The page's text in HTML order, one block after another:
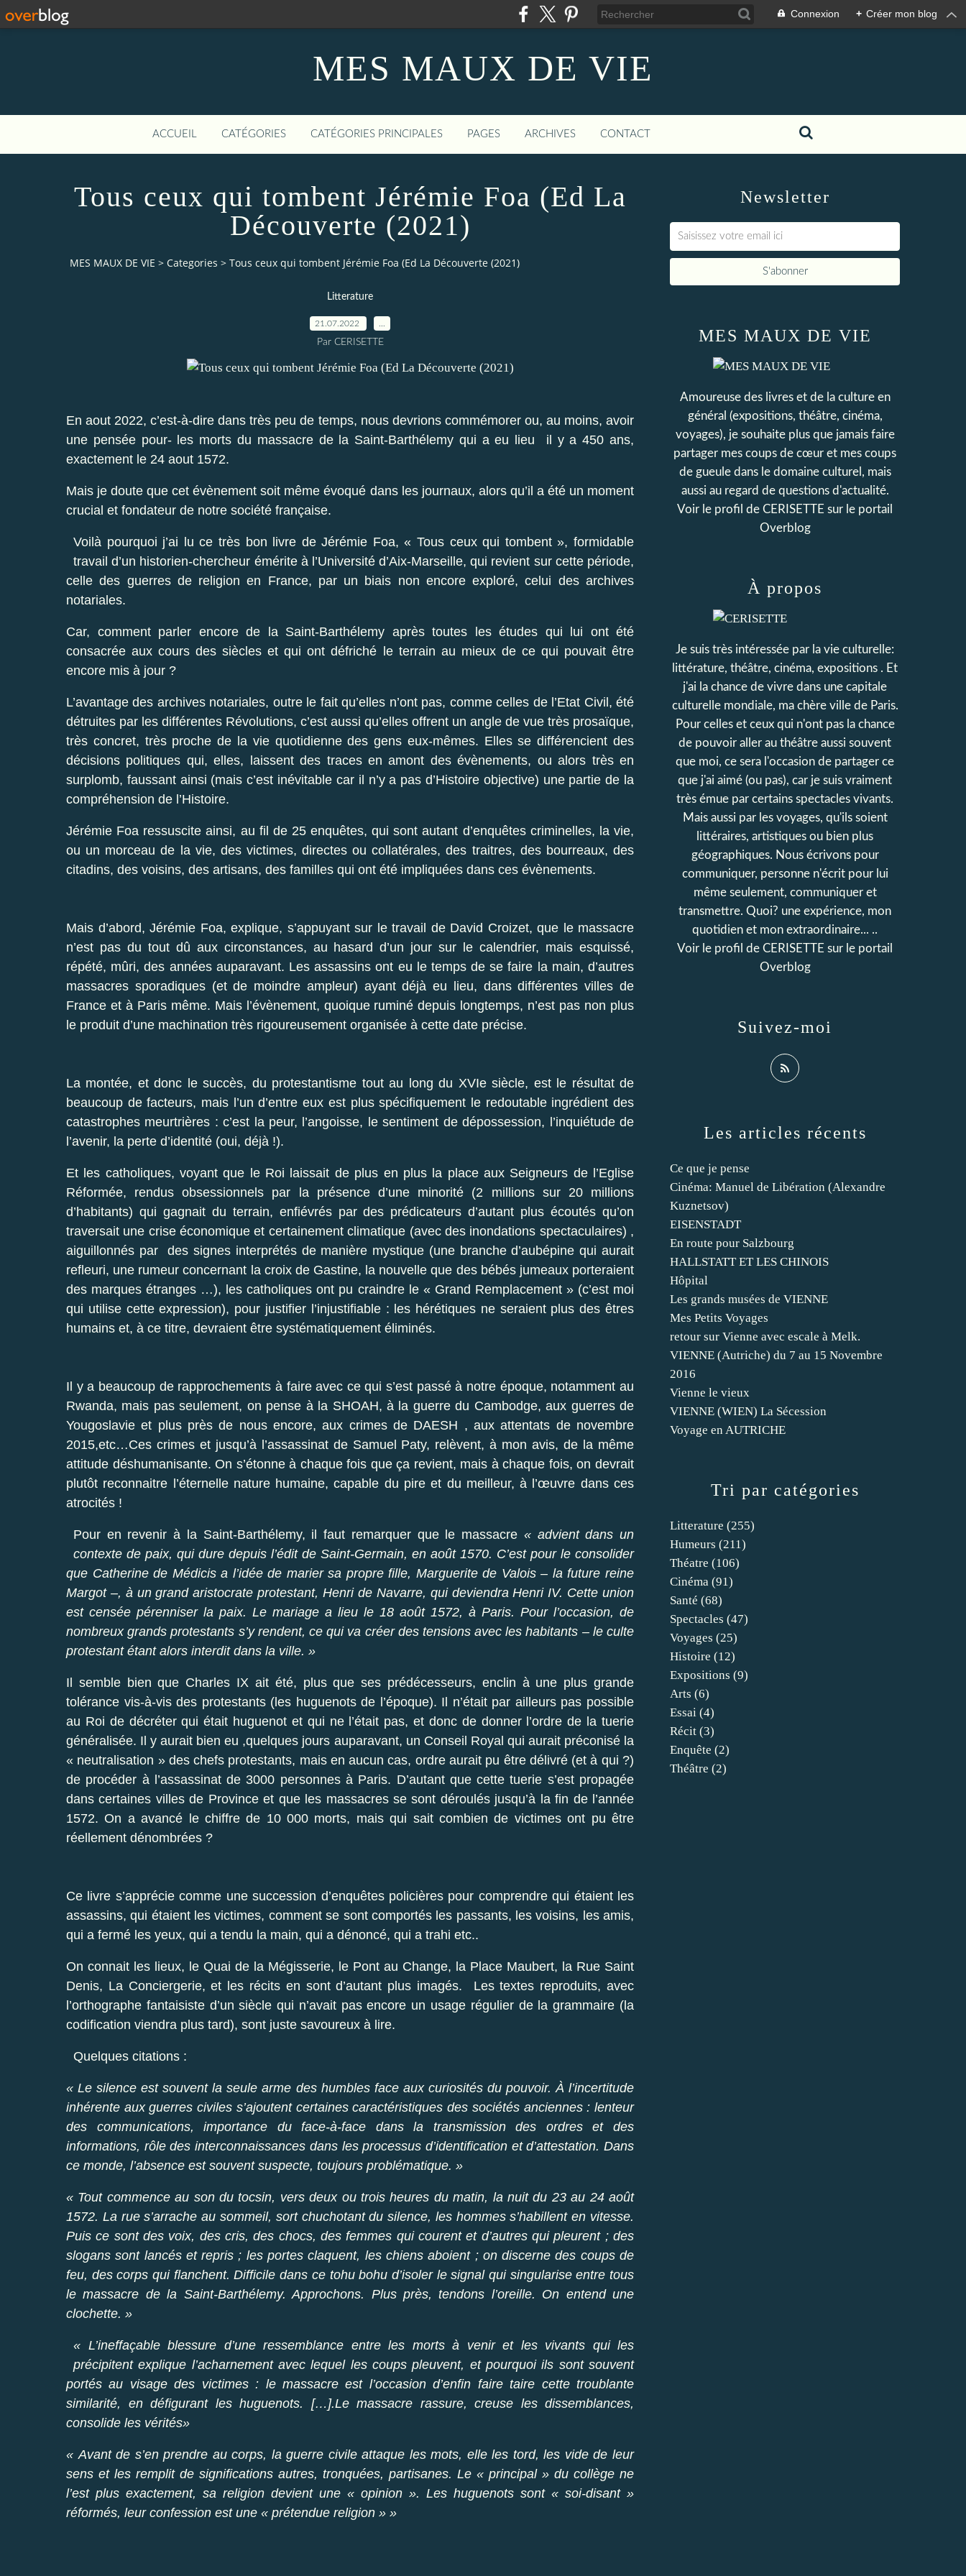
Connexion + Créer mon blog
MES MAUX DE VIE
ACCUEIL CATÉGORIES CATÉGORIES PRINCIPALES PAGES ARCHIVES CONTACT
Tous ceux qui tombent Jérémie Foa (Ed La
Découverte (2021)
MES MAUX DE VIE > Categories > Tous ceux qui tombent Jérémie Foa (Ed La Découverte (2021)
Litterature
21.07.2022
Par CERISETTE
En aout 2022, c’est-à-dire dans très peu de temps, nous devrions commémorer ou, au moins, avoir
une pensée pour- les morts du massacre de la Saint-Barthélemy qui a eu lieu il y a 450 ans,
exactement le 24 aout 1572.
Mais je doute que cet évènement soit même évoqué dans les journaux, alors qu’il a été un moment
crucial et fondateur de notre société française.
Voilà pourquoi j’ai lu ce très bon livre de Jérémie Foa, « Tous ceux qui tombent », formidable
travail d’un historien-chercheur émérite à l’Université d’Aix-Marseille, qui revient sur cette période,
celle des guerres de religion en France, par un biais non encore exploré, celui des archives
notariales.
Car, comment parler encore de la Saint-Barthélemy après toutes les études qui lui ont été
consacrée aux cours des siècles et qui ont défriché le terrain au mieux de ce qui pouvait être
encore mis à jour ?
L’avantage des archives notariales, outre le fait qu’elles n’ont pas, comme celles de l’Etat Civil, été
détruites par les différentes Révolutions, c’est aussi qu’elles offrent un angle de vue très prosaïque,
très concret, très proche de la vie quotidienne des gens eux-mêmes. Elles se différencient des
décisions politiques qui, elles, laissent des traces en amont des évènements, ou alors très en
surplomb, faussant ainsi (mais c’est inévitable car il n’y a pas d’Histoire objective) une partie de la
compréhension de l’Histoire.
Jérémie Foa ressuscite ainsi, au fil de 25 enquêtes, qui sont autant d’enquêtes criminelles, la vie,
ou un morceau de la vie, des victimes, directes ou collatérales, des traitres, des bourreaux, des
citadins, des voisins, des artisans, des familles qui ont été impliquées dans ces évènements.
Mais d’abord, Jérémie Foa, explique, s’appuyant sur le travail de David Croizet, que le massacre
n’est pas du tout dû aux circonstances, au hasard d’un jour sur le calendrier, mais esquissé,
répété, mûri, des années auparavant. Les assassins ont eu le temps de se faire la main, d’autres
massacres sporadiques (et de moindre ampleur) ayant déjà eu lieu, dans différentes villes de
France et à Paris même. Mais l’évènement, quoique ruminé depuis longtemps, n’est pas non plus
le produit d’une machination très rigoureusement organisée à cette date précise.
La montée, et donc le succès, du protestantisme tout au long du XVIe siècle, est le résultat de
beaucoup de facteurs, mais l’un d’entre eux est plus spécifiquement le redoutable ingrédient des
catastrophes meurtrières : c’est la peur, l’angoisse, le sentiment de dépossession, l’inquiétude de
l’avenir, la perte d’identité (oui, déjà !).
Et les catholiques, voyant que le Roi laissait de plus en plus la place aux Seigneurs de l’Eglise
Réformée, rendus obsessionnels par la présence d’une minorité (2 millions sur 20 millions
d’habitants) qui gagnait du terrain, enfiévrés par des prédicateurs d’autant plus écoutés qu’on
traversait une crise économique et certainement climatique (avec des inondations spectaculaires) ,
aiguillonnés par des signes interprétés de manière mystique (une branche d’aubépine qui aurait
refleuri, une rumeur concernant la croix de Gastine, la nouvelle que des bébés jumeaux porteraient
des marques étranges …), les catholiques ont pu craindre le « Grand Remplacement » (c’est moi
qui utilise cette expression), pour justifier l’injustifiable : les hérétiques ne seraient plus des êtres
humains et, à ce titre, devraient être systématiquement éliminés.
Il y a beaucoup de rapprochements à faire avec ce qui s’est passé à notre époque, notamment au
Rwanda, mais pas seulement, on pense à la SHOAH, à la guerre du Cambodge, aux guerres de
Yougoslavie et plus près de nous encore, aux crimes de DAESH , aux attentats de novembre
2015,etc…Ces crimes et jusqu’à l’assassinat de Samuel Paty, relèvent, à mon avis, de la même
attitude déshumanisante. On s’étonne à chaque fois que ça revient, mais à chaque fois, on devrait
plutôt reconnaitre l’éternelle nature humaine, capable du pire et du meilleur, à l’œuvre dans ces
atrocités !
Pour en revenir à la Saint-Barthélemy, il faut remarquer que le massacre « advient dans un
contexte de paix, qui dure depuis l’édit de Saint-Germain, en août 1570. C’est pour le consolider
que Catherine de Médicis a l’idée de marier sa propre fille, Marguerite de Valois – la future reine
Margot –, à un grand aristocrate protestant, Henri de Navarre, qui deviendra Henri IV. Cette union
est censée pérenniser la paix. Le mariage a lieu le 18 août 1572, à Paris. Pour l’occasion, de
nombreux grands protestants s’y rendent, ce qui va créer des tensions avec les habitants – le culte
protestant étant alors interdit dans la ville. »
Il semble bien que Charles IX ait été, plus que ses prédécesseurs, enclin à une plus grande
tolérance vis-à-vis des protestants (les huguenots de l’époque). Il n’était par ailleurs pas possible
au Roi de décréter qui était huguenot et qui ne l’était pas, et donc de donner l’ordre de la tuerie
généralisée. Il y aurait bien eu ,quelques jours auparavant, un Conseil Royal qui aurait préconisé la
« neutralisation » des chefs protestants, mais en aucun cas, ordre aurait pu être délivré (et à qui ?)
de procéder à l’assassinat de 3000 personnes à Paris. D’autant que cette tuerie s’est propagée
dans certaines villes de Province et que les massacres se sont déroulés jusqu’à la fin de l’année
1572. On a avancé le chiffre de 10 000 morts, mais qui sait combien de victimes ont pu être
réellement dénombrées ?
Ce livre s’apprécie comme une succession d’enquêtes policières pour comprendre qui étaient les
assassins, qui étaient les victimes, comment se sont comportés les passants, les voisins, les amis,
qui a fermé les yeux, qui a tendu la main, qui a dénoncé, qui a trahi etc..
On connait les lieux, le Quai de la Mégisserie, le Pont au Change, la Place Maubert, la Rue Saint
Denis, La Conciergerie, et les récits en sont d’autant plus imagés. Les textes reproduits, avec
l’orthographe fantaisiste d’un siècle qui n’avait pas encore un usage régulier de la grammaire (la
codification viendra plus tard), sont juste savoureux à lire.
Quelques citations :
« Le silence est souvent la seule arme des humbles face aux curiosités du pouvoir. À l’incertitude
inhérente aux guerres civiles s’ajoutent certaines caractéristiques des sociétés anciennes : lenteur
des communications, importance du face-à-face dans la transmission des ordres et des
informations, rôle des interconnaissances dans les processus d’identification et d’attestation. Dans
ce monde, l’absence est souvent suspecte, toujours problématique. »
« Tout commence au son du tocsin, vers deux ou trois heures du matin, la nuit du 23 au 24 août
1572. La rue s’arrache au sommeil, sort chuchotant du silence, les hommes s’habillent en vitesse.
Puis ce sont des voix, des cris, des chocs, des femmes qui courent et d’autres qui pleurent ; des
slogans sont lancés et repris ; les portes claquent, les chiens aboient ; on discerne des coups de
feu, des corps qui flanchent. Difficile dans ce tohu bohu d’isoler le signal qui singularise entre tous
le massacre de la Saint-Barthélemy. Approchons. Plus près, tendons l’oreille. On entend une
clochette. »
« L’ineffaçable blessure d’une ressemblance entre les morts à venir et les vivants qui les
précipitent explique l’acharnement avec lequel les coups pleuvent, et pourquoi ils sont souvent
portés au visage des victimes : le massacre est l’occasion d’enfin faire taire cette troublante
similarité, en défigurant les huguenots. […].Le massacre rassure, creuse les dissemblances,
consolide les vérités»
« Avant de s’en prendre au corps, la guerre civile attaque les mots, elle les tord, les vide de leur
sens et les remplit de significations autres, tronquées, partisanes. Le « principal » du collège ne
l’est plus exactement, sa religion devient une « opinion ». Les huguenots sont « soi-disant »
réformés, leur confession est une « prétendue religion » »
Newsletter
Tri par catégories
Litterature (255)
Humeurs (211)
Théatre (106)
Cinéma (91)
Santé (68)
Spectacles (47)
Voyages (25)
Histoire (12)
Expositions (9)
Arts (6)
Essai (4)
Récit (3)
Enquête (2)
Théâtre (2)
Les articles récents
Ce que je pense
Cinéma: Manuel de Libération (Alexandre
Kuznetsov)
EISENSTADT
En route pour Salzbourg
HALLSTATT ET LES CHINOIS
Hôpital
Les grands musées de VIENNE
Mes Petits Voyages
retour sur Vienne avec escale à Melk.
VIENNE (Autriche) du 7 au 15 Novembre
2016
Vienne le vieux
VIENNE (WIEN) La Sécession
Voyage en AUTRICHE
MES MAUX DE VIE
Amoureuse des livres et de la culture en
général (expositions, théâtre, cinéma,
voyages), je souhaite plus que jamais faire
partager mes coups de cœur et mes coups
de gueule dans le domaine culturel, mais
aussi au regard de questions d'actualité.
Voir le profil de CERISETTE sur le portail
Overblog
Suivez-moi
À propos
Je suis très intéressée par la vie culturelle:
littérature, théâtre, cinéma, expositions . Et
j'ai la chance de vivre dans une capitale
culturelle mondiale, ma chère ville de Paris.
Pour celles et ceux qui n'ont pas la chance
de pouvoir aller au théâtre aussi souvent
que moi, ce sera l'occasion de partager ce
que j'ai aimé (ou pas), car je suis vraiment
très émue par certains spectacles vivants.
Mais aussi par les voyages, qu'ils soient
littéraires, artistiques ou bien plus
géographiques. Nous écrivons pour
communiquer, personne n'écrit pour lui
même seulement, communiquer et
transmettre. Quoi? une expérience, mon
quotidien et mon extraordinaire... ..
Voir le profil de CERISETTE sur le portail
Overblog